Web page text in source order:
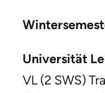
Universität
VL (2 SWS)